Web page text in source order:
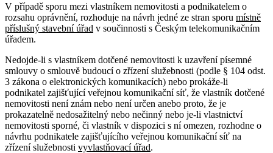
V případě sporu mezi vlastníkem nemovitosti a podnikatelem o
rozsahu oprávnění, rozhoduje na návrh jedné ze stran sporu místně
příslušný stavební úřad v součinnosti s Českým telekomunikačním
úřadem.
Nedojde-li s vlastníkem dotčené nemovitosti k uzavření písemné
smlouvy o smlouvě budoucí o zřízení služebnosti (podle § 104 odst.
3 zákona o elektronických komunikacích) nebo prokáže-li
podnikatel zajišťující veřejnou komunikační síť, že vlastník dotčené
nemovitosti není znám nebo není určen anebo proto, že je
prokazatelně nedosažitelný nebo nečinný nebo je-li vlastnictví
nemovitosti sporné, či vlastník v dispozici s ní omezen, rozhodne o
návrhu podnikatele zajišťujícího veřejnou komunikační síť na
zřízení služebnosti vyvlastňovací úřad.